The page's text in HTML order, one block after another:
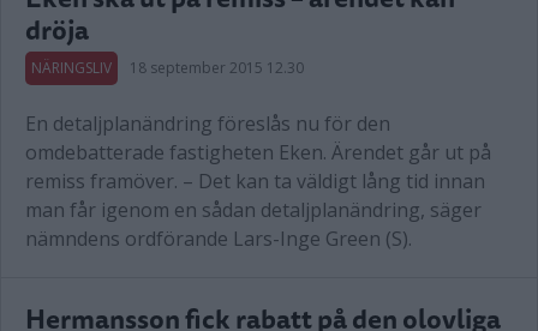
dröja
NÄRINGSLIV 18 september 2015 12.30
En detaljplanändring föreslås nu för den
omdebatterade fastigheten Eken. Ärendet går ut på
remiss framöver. – Det kan ta väldigt lång tid innan
man får igenom en sådan detaljplanändring, säger
nämndens ordförande Lars-Inge Green (S).
Hermansson fick rabatt på den olovliga